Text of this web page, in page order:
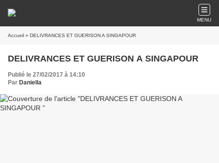
MENU
Accueil » DELIVRANCES ET GUERISON A SINGAPOUR
DELIVRANCES ET GUERISON A SINGAPOUR
Publié le 27/02/2017 à 14:10
Par Daniella